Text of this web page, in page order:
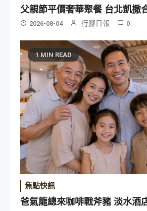
父親節平價奢華聚餐 台北凱撒
2026-08-04 行腳日報 0
1 MIN READ
焦點快訊
爸氣龍總來咖啡戰斧豬 淡水酒